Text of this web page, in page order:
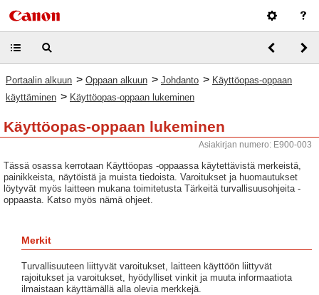
Portaalin alkuun > Oppaan alkuun > Johdanto > Käyttöopas-oppaan
käyttäminen > Käyttöopas-oppaan lukeminen
Käyttöopas-oppaan lukeminen
Asiakirjan numero: E900-003
Tässä osassa kerrotaan Käyttöopas -oppaassa käytettävistä merkeistä,
painikkeista, näytöistä ja muista tiedoista. Varoitukset ja huomautukset
löytyvät myös laitteen mukana toimitetusta Tärkeitä turvallisuusohjeita -
oppaasta. Katso myös nämä ohjeet.
Merkit
Turvallisuuteen liittyvät varoitukset, laitteen käyttöön liittyvät
rajoitukset ja varoitukset, hyödylliset vinkit ja muuta informaatiota
ilmaistaan käyttämällä alla olevia merkkejä.